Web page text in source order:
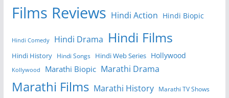
Films Reviews Hindi Action Hindi Biopic
Hindi Comedy Hindi Drama Hindi Films
Hindi History Hindi Songs Hindi Web Series Hollywood
Kollywood Marathi Biopic Marathi Drama
Marathi Films Marathi History Marathi TV Shows